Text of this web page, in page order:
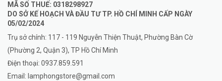
MÃ SỐ THUẾ: 0318298927
DO SỞ KẾ HOẠCH VÀ ĐẦU TƯ TP. HỒ CHÍ MINH CẤP NGÀY
05/02/2024
Trụ sở chính: 117 - 119 Nguyễn Thiện Thuật, Phường Bàn Cờ
(Phường 2, Quận 3), TP Hồ Chí Minh
Điện thoại: 0937.859.591
Email: lamphongstore@gmail.com